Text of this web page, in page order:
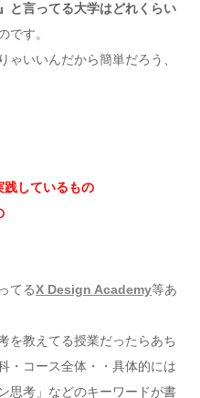
と言ってる大学はどれくらい
です。
いいんだから簡単だろう、
践しているもの
てるX Design Academy等あ
を教えてる授業だったらあち
・コース全体・・具体的には
思考」などのキーワードが書